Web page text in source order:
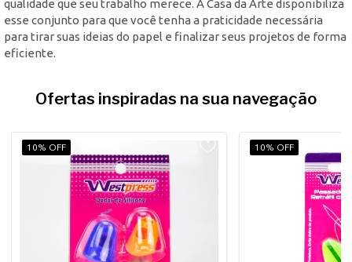
qualidade que seu trabalho merece. A Casa da Arte disponibiliza
esse conjunto para que você tenha a praticidade necessária
para tirar suas ideias do papel e finalizar seus projetos de forma
eficiente.
Ofertas inspiradas na sua navegação
10% OFF 10% OFF